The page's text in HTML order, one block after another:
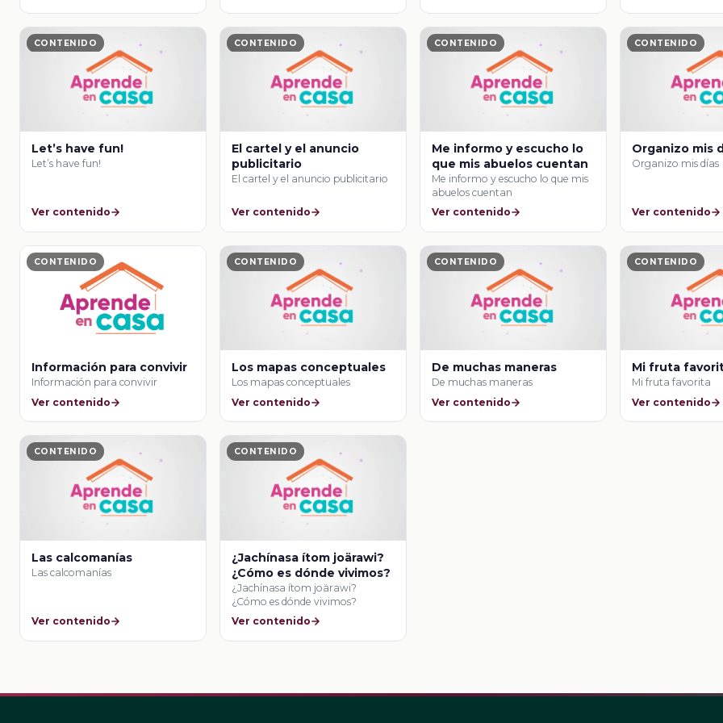
CONTENIDO
Let’s have fun!
Let’s have fun!
Ver contenido
CONTENIDO
El cartel y el anuncio
publicitario
El cartel y el anuncio publicitario
Ver contenido
CONTENIDO
Me informo y escucho lo
que mis abuelos cuentan
Me informo y escucho lo que mis
abuelos cuentan
Ver contenido
CONTENIDO
Organizo mis
Organizo mis días
Ver contenido
CONTENIDO
Información para convivir
Información para convivir
Ver contenido
CONTENIDO
Los mapas conceptuales
Los mapas conceptuales
Ver contenido
CONTENIDO
De muchas maneras
De muchas maneras
Ver contenido
CONTENIDO
Mi fruta
Mi fruta favorita
Ver contenido
CONTENIDO
Las calcomanías
Las calcomanías
Ver contenido
CONTENIDO
¿Jachínasa ítom joärawi?
¿Cómo es dónde vivimos?
¿Jachínasa ítom joärawi?
¿Cómo es dónde vivimos?
Ver contenido